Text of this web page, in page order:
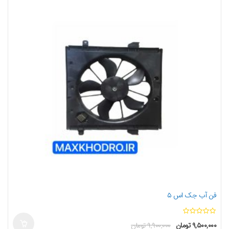
فن آب جک اس ۵
۹,۹۰۰,۰۰۰تومان ۹,۵۰۰,۰۰۰ تومان